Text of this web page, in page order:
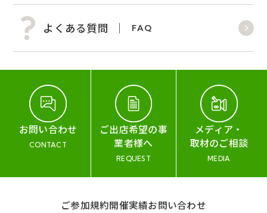
よくある質問 FAQ
お問い合わせ
CONTACT
ご出店希望の事
業者様へ
REQUEST
メディア・
取材のご相談
MEDIA
ご参加規約開催実績お問い合わせ